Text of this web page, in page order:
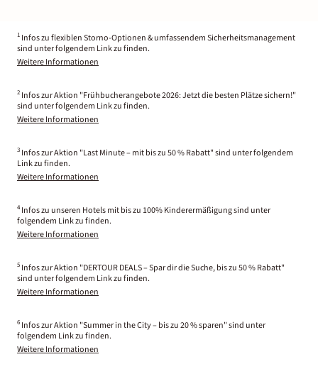
1 Infos zu flexiblen Storno-Optionen & umfassendem Sicherheitsmanagement
sind unter folgendem Link zu finden.
Weitere Informationen
2 Infos zur Aktion "Frühbucherangebote 2026: Jetzt die besten Plätze sichern!"
sind unter folgendem Link zu finden.
Weitere Informationen
3 Infos zur Aktion "Last Minute – mit bis zu 50 % Rabatt" sind unter folgendem
Link zu finden.
Weitere Informationen
4 Infos zu unseren Hotels mit bis zu 100% Kinderermäßigung sind unter
folgendem Link zu finden.
Weitere Informationen
5 Infos zur Aktion "DERTOUR DEALS – Spar dir die Suche, bis zu 50 % Rabatt"
sind unter folgendem Link zu finden.
Weitere Informationen
6 Infos zur Aktion "Summer in the City – bis zu 20 % sparen" sind unter
folgendem Link zu finden.
Weitere Informationen